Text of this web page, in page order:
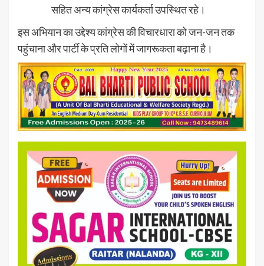
सहित अन्य कांग्रेस कार्यकर्ता उपस्थित रहे।
इस अभियान का उद्देश्य कांग्रेस की विचारधारा को जन-जन तक
पहुंचाना और पार्टी के प्रति लोगों में जागरूकता बढ़ाना है।